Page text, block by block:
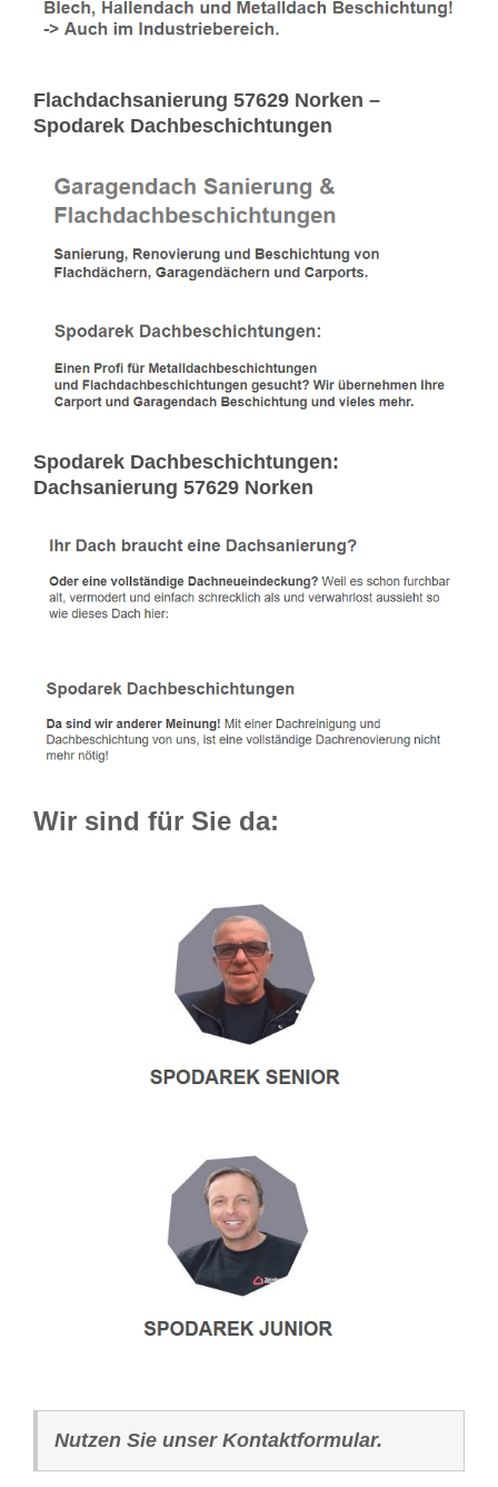
Flachdachsanierung 57629 Norken –
Spodarek Dachbeschichtungen
Spodarek Dachbeschichtungen:
Dachsanierung 57629 Norken
Wir sind für Sie da:
Nutzen Sie unser Kontaktformular.